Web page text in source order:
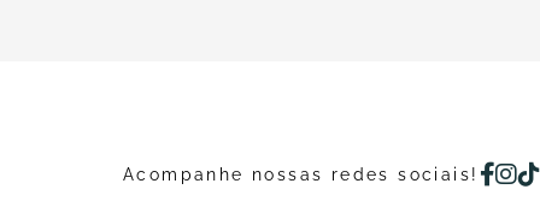
Acompanhe nossas redes sociais!